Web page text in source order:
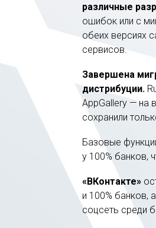
различные
ошибок или с
обеих версиях
сервисов.
Завершена
дистрибуции.
AppGallery — на
сохранили
Базовые
у 100% банков,
«ВКонтакте»
и 100% банков,
соцсеть среди